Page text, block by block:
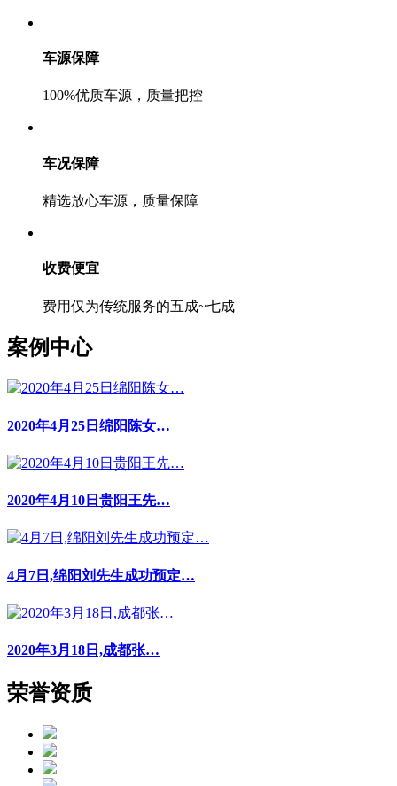
车源保障
100%优质车源，质量把控
车况保障
精选放心车源，质量保障
收费便宜
费用仅为传统服务的五成~七成
案例中心
2020年4月25日绵阳陈女…
2020年4月10日贵阳王先…
4月7日,绵阳刘先生成功预定…
2020年3月18日,成都张…
荣誉资质